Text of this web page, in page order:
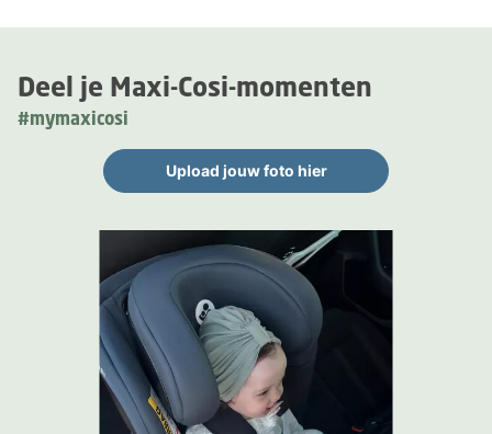
Deel je Maxi-Cosi-momenten
#mymaxicosi
Upload jouw foto hier
Media Gallerij
Carrousel met productfoto's. Gebruik de knoppen Vorige en